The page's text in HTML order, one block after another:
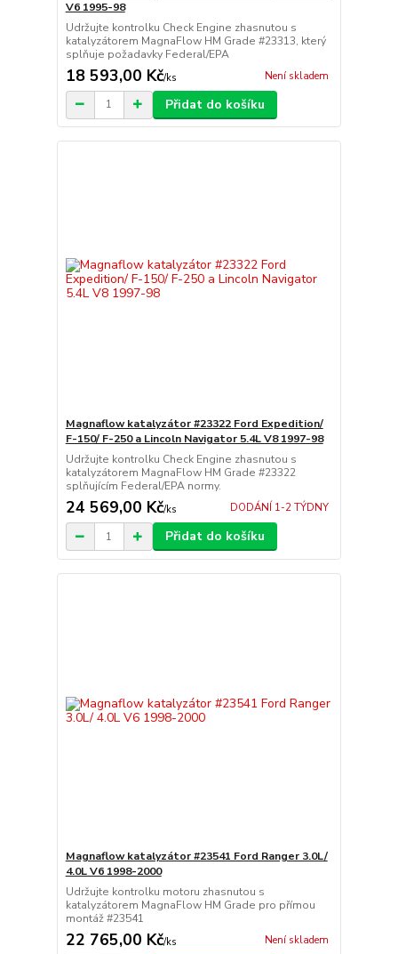
V6 1995-98
Udržujte kontrolku Check Engine zhasnutou s
katalyzátorem MagnaFlow HM Grade #23313, který
splňuje požadavky Federal/EPA
18 593,00 Kč/ks Není skladem
Přidat do košíku
Magnaflow katalyzátor #23322 Ford Expedition/
F-150/ F-250 a Lincoln Navigator 5.4L V8 1997-98
Udržujte kontrolku Check Engine zhasnutou s
katalyzátorem MagnaFlow HM Grade #23322
splňujícím Federal/EPA normy.
24 569,00 Kč/ks DODÁNÍ 1-2 TÝDNY
Přidat do košíku
Magnaflow katalyzátor #23541 Ford Ranger 3.0L/
4.0L V6 1998-2000
Udržujte kontrolku motoru zhasnutou s
katalyzátorem MagnaFlow HM Grade pro přímou
montáž #23541
22 765,00 Kč/ks Není skladem